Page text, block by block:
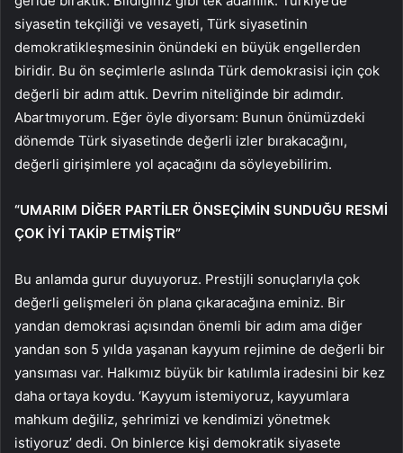
siyasetin tekçiliği ve vesayeti, Türk siyasetinin
demokratikleşmesinin önündeki en büyük engellerden
biridir. Bu ön seçimlerle aslında Türk demokrasisi için çok
değerli bir adım attık. Devrim niteliğinde bir adımdır.
Abartmıyorum. Eğer öyle diyorsam: Bunun önümüzdeki
dönemde Türk siyasetinde değerli izler bırakacağını,
değerli girişimlere yol açacağını da söyleyebilirim.
“UMARIM DİĞER PARTİLER ÖNSEÇİMİN SUNDUĞU RESMİ
ÇOK İYİ TAKİP ETMİŞTİR”
Bu anlamda gurur duyuyoruz. Prestijli sonuçlarıyla çok
değerli gelişmeleri ön plana çıkaracağına eminiz. Bir
yandan demokrasi açısından önemli bir adım ama diğer
yandan son 5 yılda yaşanan kayyum rejimine de değerli bir
yansıması var. Halkımız büyük bir katılımla iradesini bir kez
daha ortaya koydu. ‘Kayyum istemiyoruz, kayyumlara
mahkum değiliz, şehrimizi ve kendimizi yönetmek
istiyoruz’ dedi. On binlerce kişi demokratik siyasete